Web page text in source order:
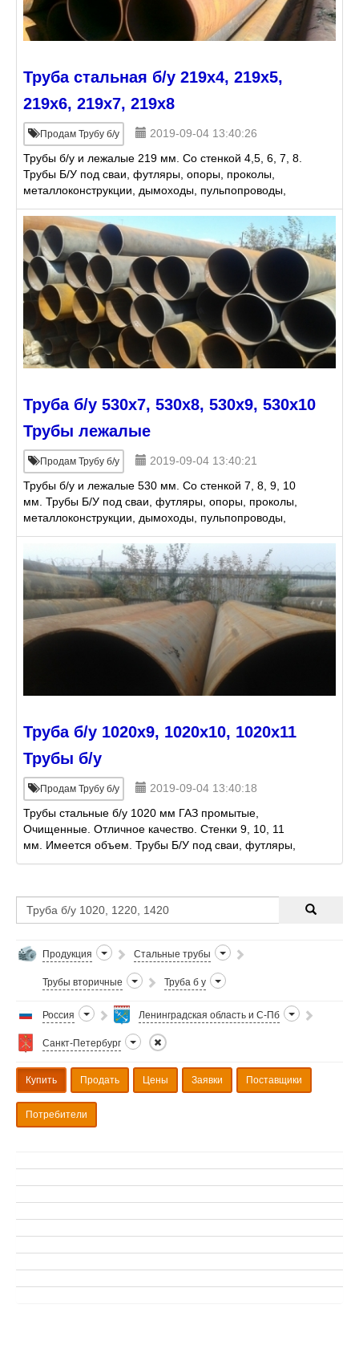
Труба стальная б/у 219х4, 219х5,
219х6, 219х7, 219х8
Продам Трубу б/у
2019-09-04 13:40:26
Трубы б/у и лежалые 219 мм. Со стенкой 4,5, 6, 7, 8.
Трубы Б/У под сваи, футляры, опоры, проколы,
металлоконструкции, дымоходы, пульпопроводы,
гильзы, понтоны, дренаж, под дорогу. Резка,
доставка. Але
Труба б/у 530х7, 530х8, 530х9, 530х10
Трубы лежалые
Продам Трубу б/у
2019-09-04 13:40:21
Трубы б/у и лежалые 530 мм. Со стенкой 7, 8, 9, 10
мм. Трубы Б/У под сваи, футляры, опоры, проколы,
металлоконструкции, дымоходы, пульпопроводы,
гильзы, понтоны, дренаж, под дорогу. Резка,
Труба б/у 1020х9, 1020х10, 1020х11
Трубы б/у
Продам Трубу б/у
2019-09-04 13:40:18
Трубы стальные б/у 1020 мм ГАЗ промытые,
Очищенные. Отличное качество. Стенки 9, 10, 11
мм. Имеется объем. Трубы Б/У под сваи, футляры,
опоры, проколы, металлоконструкции, дымоходы,
Продукция Стальные трубы
Трубы вторичные Труба б у
Россия Ленинградская область и С-Пб
Санкт-Петербург
Купить Продать Цены Заявки Поставщики
Потребители